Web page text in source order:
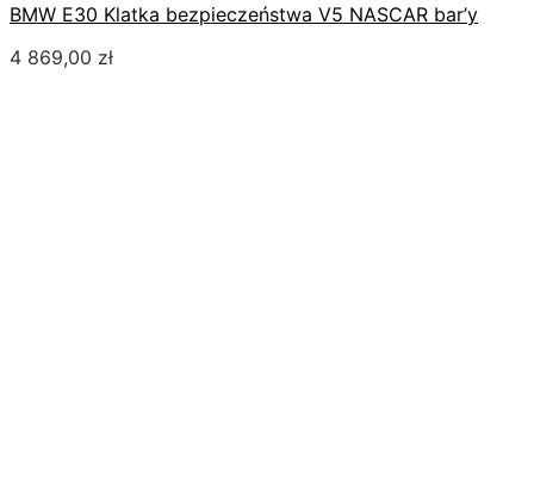
BMW E30 Klatka bezpieczeństwa V5 NASCAR bar’y
4 869,00 zł